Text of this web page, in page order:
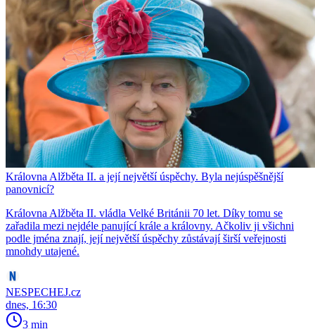
Královna Alžběta II. a její největší úspěchy. Byla nejúspěšnější
panovnicí?
Královna Alžběta II. vládla Velké Británii 70 let. Díky tomu se
zařadila mezi nejdéle panující krále a královny. Ačkoliv ji všichni
podle jména znají, její největší úspěchy zůstávají širší veřejnosti
mnohdy utajené.
NESPECHEJ.cz
dnes, 16:30
3 min